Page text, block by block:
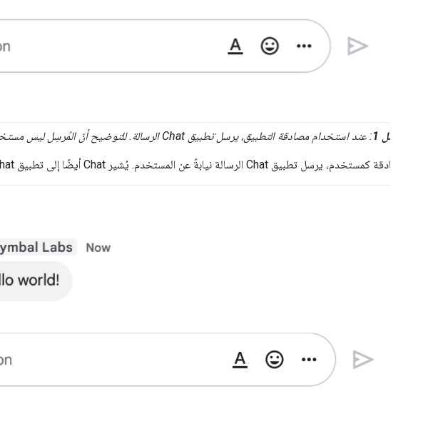
الشكل 1 : عند استخدام مصادقة التطبيق، يرسل تطبيق Chat الرسالة. للتوضيح أنّ المُرسِل ليس مستخدمًا، يعرض Chat الرمز
عند المصادقة كمستخدم، يرسل تطبيق Chat الرسالة نيابةً عن المستخدم. يُشير Chat أيضًا إلى تطبيق Chat في الرسالة من خلال عرض اسمه.